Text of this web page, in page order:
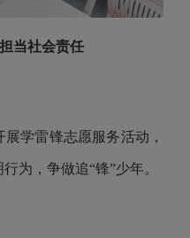
当社会责任
学雷锋志愿服务活动，
为，争做追“锋”少年。